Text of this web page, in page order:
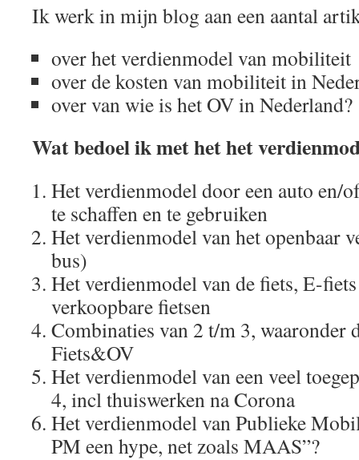
Ik werk in mijn blog aan een aantal
over het verdienmodel van mobiliteit
over de kosten van mobiliteit in
over van wie is het OV in Nederland?
Wat bedoel ik met het het
Het verdienmodel door een auto en/
te schaffen en te gebruiken
Het verdienmodel van het openbaar
bus)
Het verdienmodel van de fiets, E-
verkoopbare fietsen
Combinaties van 2 t/m 3, waaronder
Fiets&OV
Het verdienmodel van een veel
4, incl thuiswerken na Corona
Het verdienmodel van Publieke
PM een hype, net zoals MAAS”?